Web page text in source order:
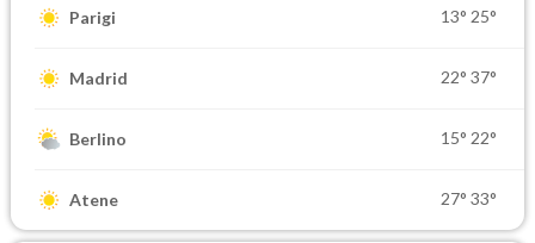
Parigi 13° 25°
Madrid 22° 37°
Berlino 15° 22°
Atene 27° 33°